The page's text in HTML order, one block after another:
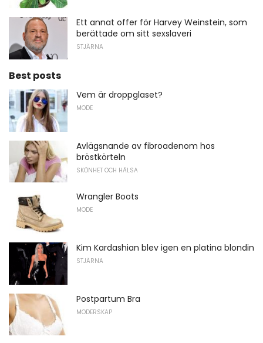
Ett annat offer för Harvey Weinstein, som
berättade om sitt sexslaveri
STJÄRNA
Best posts
Vem är droppglaset?
MODE
Avlägsnande av fibroadenom hos
bröstkörteln
SKÖNHET OCH HÄLSA
Wrangler Boots
MODE
Kim Kardashian blev igen en platina blondin
STJÄRNA
Postpartum Bra
MODERSKAP